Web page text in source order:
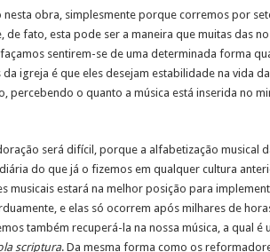
obra, simplesmente porque corremos por
fato, esta pode ser a maneira que muitas das
sentirem-se de uma determinada forma
igreja é que eles desejam estabilidade na vida
percebendo o quanto a música está inserida no
será difícil, porque a alfabetização musical
do que já o fizemos em qualquer cultura
estará na melhor posição para
e elas só ocorrem após milhares de
também recuperá-la na nossa música, a qual
scriptura. Da mesma forma como os